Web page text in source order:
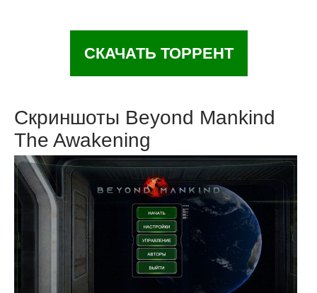
СКАЧАТЬ ТОРРЕНТ
Скриншоты Beyond Mankind
The Awakening